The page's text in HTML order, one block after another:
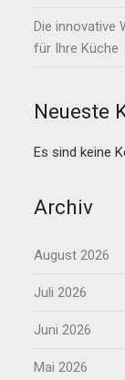
Die innovative
für Ihre Küche
Neueste
Es sind keine
Archiv
August 2026
Juli 2026
Juni 2026
Mai 2026